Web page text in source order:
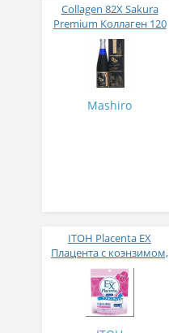
Collagen 82X Sakura
Premium Коллаген 120
000 мг жидкий с
ферментами овощей и
фруктов вкус апельсина
и личи 500 г
Mashiro
ITOH Placenta EX
Плацента с коэнзимом,
коллагеном,
гиалуроновой кислотой
и керамидами 90 гр